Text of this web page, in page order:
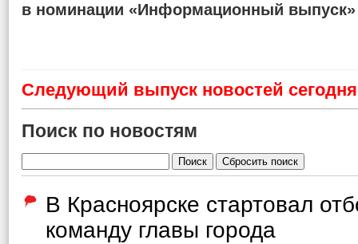
в номинации «Информационный выпуск»
Cледующий выпуск новостей
Поиск по новостям
В Красноярске стартовал
команду главы города